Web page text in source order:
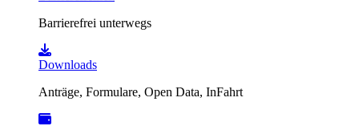
Barrierefrei unterwegs
Downloads
Anträge, Formulare, Open Data, InFahrt